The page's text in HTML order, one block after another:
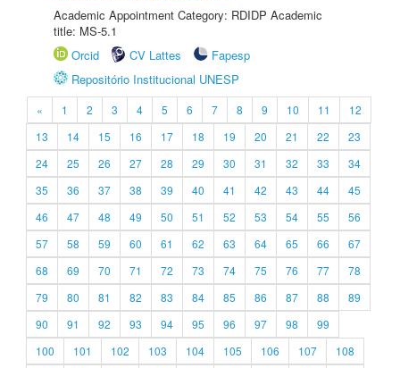
Academic Appointment Category: RDIDP Academic
title: MS-5.1
Orcid
CV Lattes
Fapesp
Repositório Institucional UNESP
« 1 2 3 4 5 6 7 8 9 10 11
12
13
14 15 16 17 18 19 20 21 22
23
24
25 26 27 28 29 30 31 32 33
34
35
36 37 38 39 40 41 42 43 44
45
46
47 48 49 50 51 52 53 54 55
56
57
58 59 60 61 62 63 64 65 66
67
68
69 70 71 72 73 74 75 76 77
78
79
80 81 82 83 84 85 86 87 88
89
90
91 92 93 94 95 96 97 98
99
100
101 102 103 104 105 106 107
108